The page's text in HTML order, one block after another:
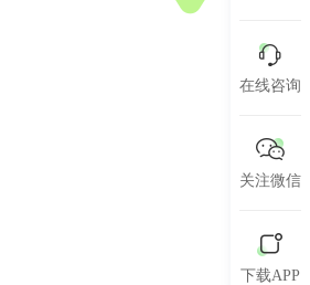
在线咨询
关注微信
下载APP